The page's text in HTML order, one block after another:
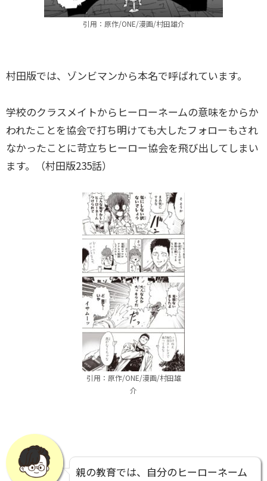
引用：原作/ONE/漫画/村田雄介
村田版では、ゾンビマンから本名で呼ばれています。
学校のクラスメイトからヒーローネームの意味をからか
われたことを協会で打ち明けても大したフォローもされ
なかったことに苛立ちヒーロー協会を飛び出してしまい
ます。（村田版235話）
引用：原作/ONE/漫画/村田雄
介
親の教育では、自分のヒーローネーム